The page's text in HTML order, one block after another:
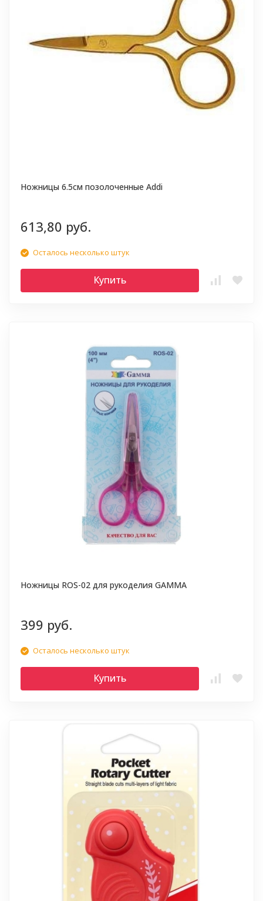
Ножницы 6.5см позолоченные Addi
613,80 руб.
Осталось несколько штук
Купить
Ножницы ROS-02 для рукоделия GAMMA
399 руб.
Осталось несколько штук
Купить